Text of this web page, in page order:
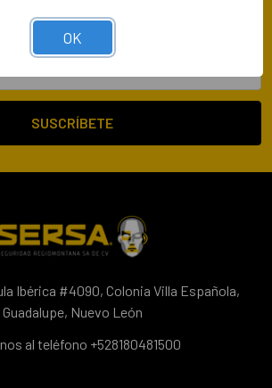
Newsletter
Ibérica #4090, Colonia Villa Española,
Guadalupe, Nuevo León
al teléfono +528180481500
OK